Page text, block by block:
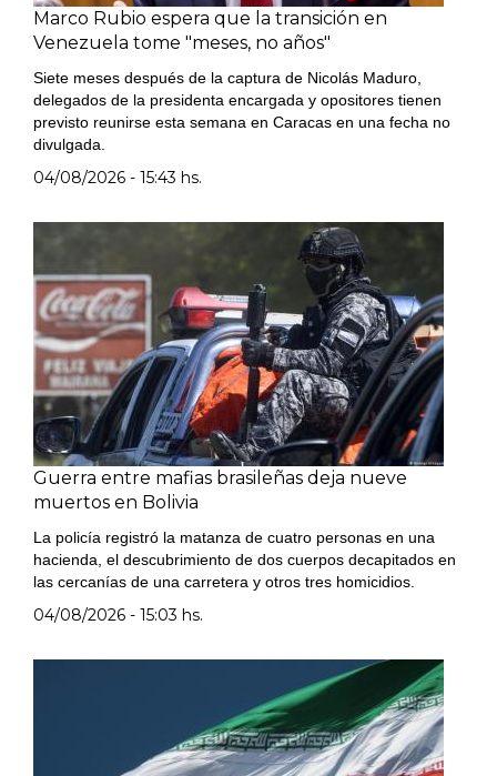
Marco Rubio espera que la transición en
Venezuela tome "meses, no años"
Siete meses después de la captura de Nicolás Maduro,
delegados de la presidenta encargada y opositores tienen
previsto reunirse esta semana en Caracas en una fecha no
divulgada.
04/08/2026 - 15:43 hs.
Guerra entre mafias brasileñas deja nueve
muertos en Bolivia
La policía registró la matanza de cuatro personas en una
hacienda, el descubrimiento de dos cuerpos decapitados en
las cercanías de una carretera y otros tres homicidios.
04/08/2026 - 15:03 hs.